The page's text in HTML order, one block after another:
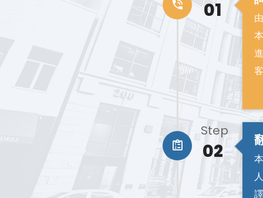
01
Step
02